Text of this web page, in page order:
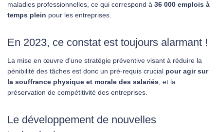
maladies professionnelles, ce qui correspond à 36 000 emplois à
temps plein pour les entreprises.
En 2023, ce constat est toujours alarmant !
La mise en œuvre d’une stratégie préventive visant à réduire la
pénibilité des tâches est donc un pré-requis crucial pour agir sur
la souffrance physique et morale des salariés , et la
préservation de compétitivité des entreprises.
Le développement de nouvelles